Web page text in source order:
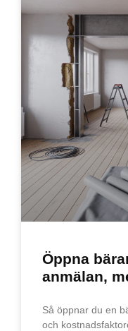
Öppna
anmälan,
Så öppnar du en
och